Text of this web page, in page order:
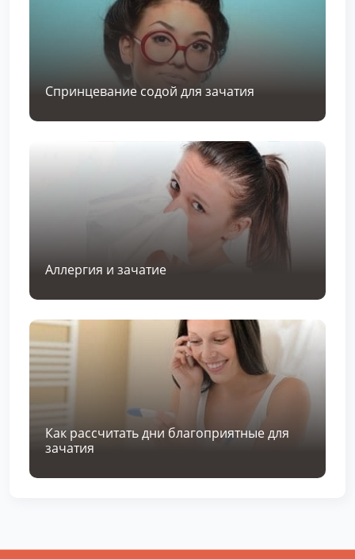
Спринцевание содой для зачатия
Аллергия и зачатие
Как рассчитать дни благоприятные для
зачатия